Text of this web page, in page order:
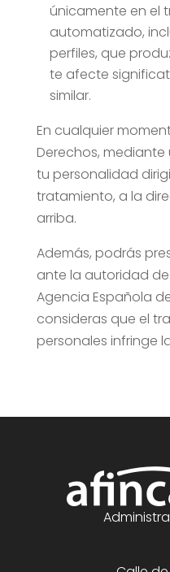
únicamente en el
automatizado,
perfiles, que
te afecte
similar.
En cualquier
Derechos,
tu personalidad
tratamiento, a la
arriba.
Además, podrás
ante la autoridad
Agencia Española
consideras que el
personales infringe